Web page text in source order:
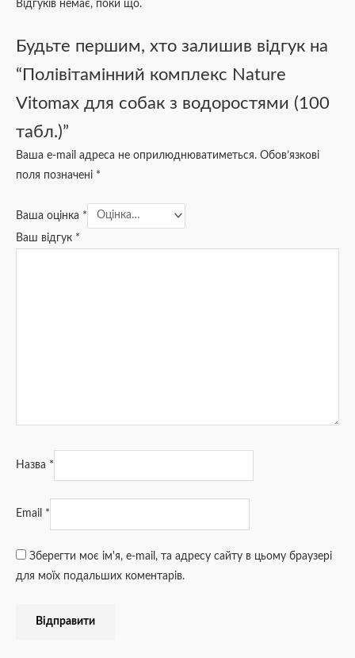
Відгуків немає, поки що.
Будьте першим, хто залишив відгук на
“Полівітамінний комплекс Nature
Vitomax для собак з водоростями (100
табл.)”
Ваша e-mail адреса не оприлюднюватиметься. Обов’язкові
поля позначені *
Ваша оцінка *
Ваш відгук *
Назва *
Email *
Зберегти моє ім'я, e-mail, та адресу сайту в цьому браузері
для моїх подальших коментарів.